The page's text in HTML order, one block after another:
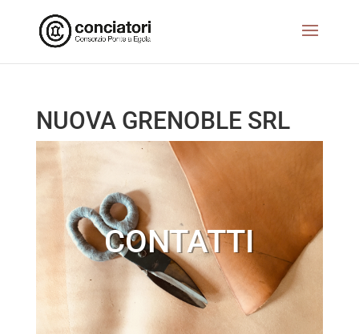
NUOVA GRENOBLE SRL
CONTATTI